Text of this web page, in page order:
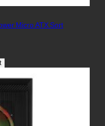
Micro ATX Sort